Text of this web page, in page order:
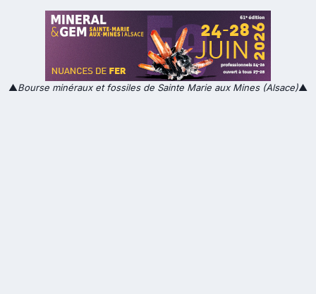
▲Bourse minéraux et fossiles de Sainte Marie aux Mines (Alsace)▲